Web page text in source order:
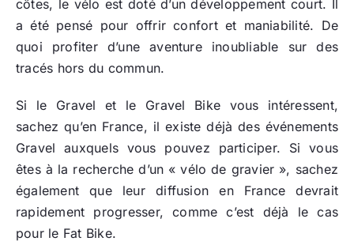
côtes, le vélo est doté d’un développement court. Il
a été pensé pour offrir confort et maniabilité. De
quoi profiter d’une aventure inoubliable sur des
tracés hors du commun.
Si le Gravel et le Gravel Bike vous intéressent,
sachez qu’en France, il existe déjà des événements
Gravel auxquels vous pouvez participer. Si vous
êtes à la recherche d’un « vélo de gravier », sachez
également que leur diffusion en France devrait
rapidement progresser, comme c’est déjà le cas
pour le Fat Bike.